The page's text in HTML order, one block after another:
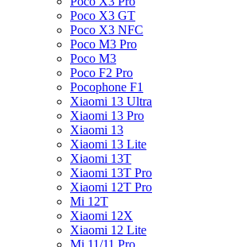
Poco X3 GT
Poco X3 NFC
Poco M3 Pro
Poco M3
Poco F2 Pro
Pocophone F1
Xiaomi 13 Ultra
Xiaomi 13 Pro
Xiaomi 13
Xiaomi 13 Lite
Xiaomi 13T
Xiaomi 13T Pro
Xiaomi 12T Pro
Mi 12T
Xiaomi 12X
Xiaomi 12 Lite
Mi 11/11 Pro